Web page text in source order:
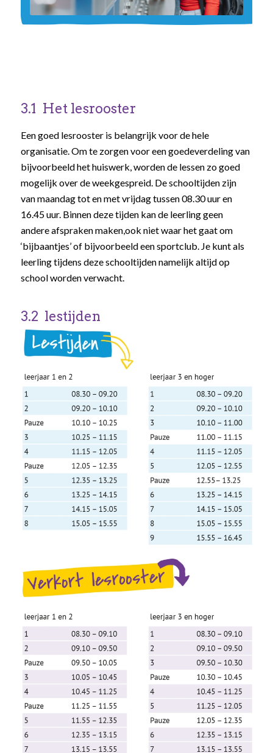
3.1 Het lesrooster
Een goed lesrooster is belangrijk voor de hele
organisatie. Om te zorgen voor een goedeverdeling van
bijvoorbeeld het huiswerk, worden de lessen zo goed
mogelijk over de weekgespreid. De schooltijden zijn
van maandag tot en met vrijdag tussen 08.30 uur en
16.45 uur. Binnen deze tijden kan de leerling geen
andere afspraken maken,ook niet waar het gaat om
‘bijbaantjes’ of bijvoorbeeld een sportclub. Je kunt als
leerling tijdens deze schooltijden namelijk altijd op
school worden verwacht.
3.2 lestijden